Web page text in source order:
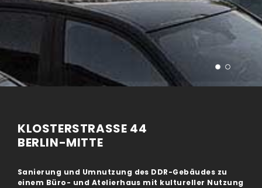
KLOSTERSTRASSE 44
BERLIN-MITTE
Sanierung und Umnutzung des DDR-Gebäudes zu
einem Büro- und Atelierhaus mit kultureller Nutzung